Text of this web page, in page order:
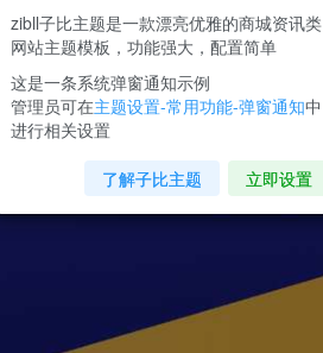
zibll子比主题是一款漂亮优雅的商城资讯类
网站主题模板，功能强大，配置简单
这是一条系统弹窗通知示例
管理员可在主题设置-常用功能-弹窗通知中
进行相关设置
了解子比主题 立即设置